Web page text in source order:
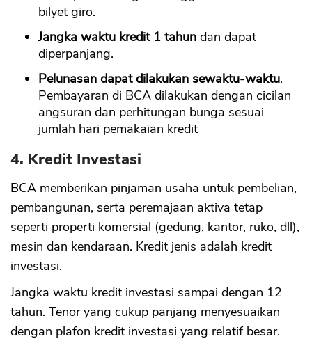
bilyet giro.
Jangka waktu kredit 1 tahun dan dapat
diperpanjang.
Pelunasan dapat dilakukan sewaktu-waktu.
Pembayaran di BCA dilakukan dengan cicilan
angsuran dan perhitungan bunga sesuai
jumlah hari pemakaian kredit
4. Kredit Investasi
BCA memberikan pinjaman usaha untuk pembelian,
pembangunan, serta peremajaan aktiva tetap
seperti properti komersial (gedung, kantor, ruko, dll),
mesin dan kendaraan. Kredit jenis adalah kredit
investasi.
Jangka waktu kredit investasi sampai dengan 12
tahun. Tenor yang cukup panjang menyesuaikan
dengan plafon kredit investasi yang relatif besar.